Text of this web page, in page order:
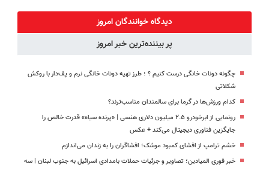
برگردون
(40%off)
دیدگاه خوانندگان امروز
پر بیننده‌ترین خبر امروز
چگونه دونات خانگی درست کنیم ؟ ؛ طرز تهیه دونات خانگی نرم و پف‌دار با روکش
شکلاتی
کدام ورزش‌ها در گرما برای سالمندان مناسب‌ترند؟
رونمایی از ابرخودرو ۲.۵ میلیون دلاری هنسی | «پرنده سیاه» قدرت خالص را
جایگزین فناوری دیجیتال می‌کند + عکس
خشم ترامپ از افشای کمبود موشک؛ افشاگران را به زندان می‌اندازم
خبر فوری المیادین؛ تصاویر و جزئیات حملات بامدادی اسرائیل به جنوب لبنان | سه